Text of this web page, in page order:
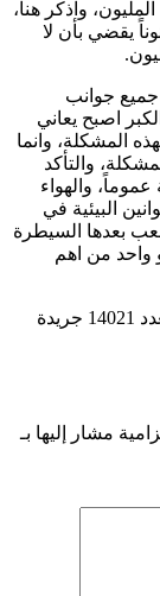
واذكر هنا،
يقضي بأن لا
جوانب
اصبح يعاني
المشكلة، وانما
والتأكد
والهواء
البيئية في
بعدها السيطرة
واحد من اهم
الاثنين 22 شوال 1427هـ – 13 نوفمبر 2006م – العدد 14021 جريدة
مشار إليها بـ